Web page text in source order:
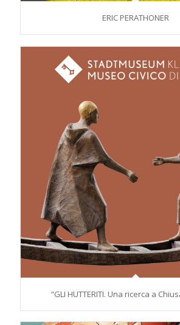
ERIC PERATHONER
“GLI HUTTERITI. Una ricerca a